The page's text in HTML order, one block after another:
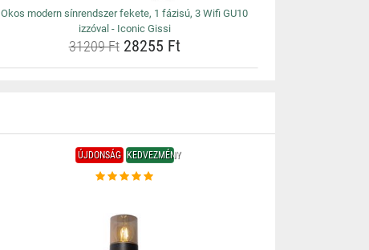
Okos modern sínrendszer fekete, 1 fázisú, 3 Wifi GU10
izzóval - Iconic Gissi
31209 Ft28255 Ft
ÚJDONSÁG KEDVEZMÉNY